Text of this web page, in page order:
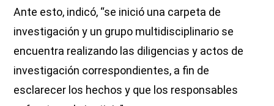
Ante esto, indicó, “se inició una carpeta de
investigación y un grupo multidisciplinario se
encuentra realizando las diligencias y actos de
investigación correspondientes, a fin de
esclarecer los hechos y que los responsables